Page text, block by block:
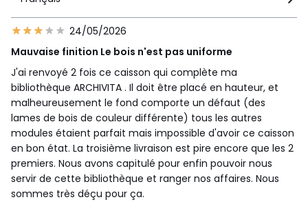
24/05/2026
Mauvaise finition Le bois n'est pas uniforme
J'ai renvoyé 2 fois ce caisson qui complète ma
bibliothèque ARCHIVITA . Il doit être placé en hauteur, et
malheureusement le fond comporte un défaut (des
lames de bois de couleur différente) tous les autres
modules étaient parfait mais impossible d'avoir ce caisson
en bon état. La troisième livraison est pire encore que les 2
premiers. Nous avons capitulé pour enfin pouvoir nous
servir de cette bibliothèque et ranger nos affaires. Nous
sommes très déçu pour ça.